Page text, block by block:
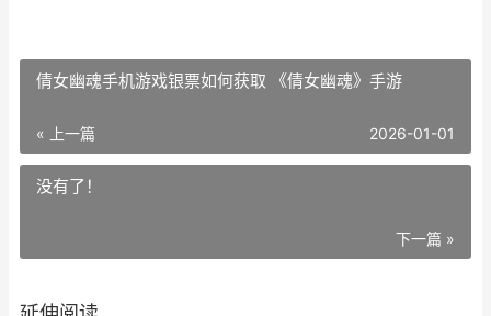
倩女幽魂手机游戏银票如何获取 《倩女幽魂》手游
« 上一篇 2026-01-01
没有了！
下一篇 »